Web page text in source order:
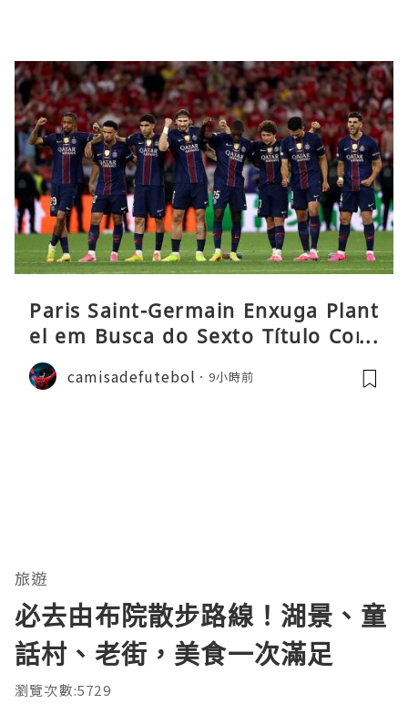
Paris Saint-Germain Enxuga Plant
el em Busca do Sexto Título Cons
ecutivo da Liga
camisadefutebol 9小時前
旅遊
必去由布院散步路線！湖景、童
話村、老街，美食一次滿足
瀏覽次數:5729